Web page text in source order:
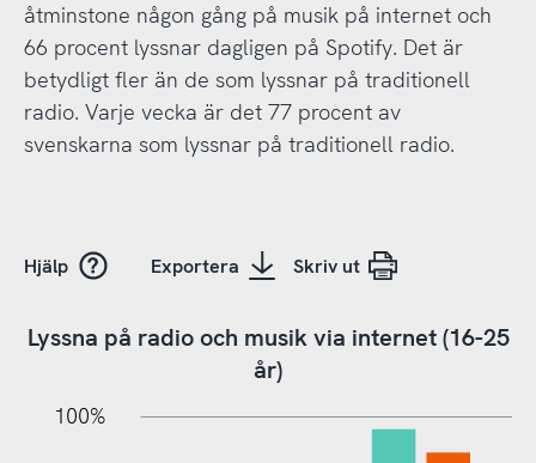
åtminstone någon gång på musik på internet och
66 procent lyssnar dagligen på Spotify. Det är
betydligt fler än de som lyssnar på traditionell
radio. Varje vecka är det 77 procent av
svenskarna som lyssnar på traditionell radio.
Hjälp Exportera Skriv ut
Lyssna på radio och musik via internet (16-25
år)
100%